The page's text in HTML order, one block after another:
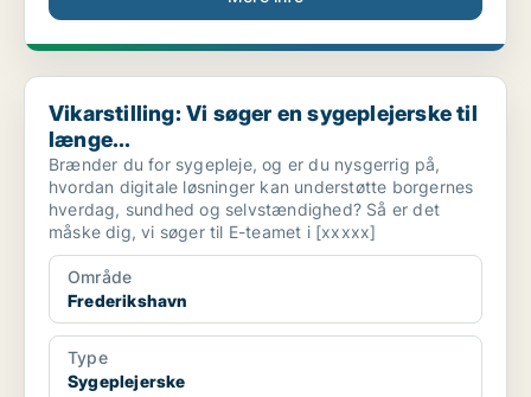
Vikarstilling: Vi søger en sygeplejerske til længe...
Vikarstilling: Vi søger en sygeplejerske til
længe...
Brænder du for sygepleje, og er du nysgerrig på,
hvordan digitale løsninger kan understøtte borgernes
hverdag, sundhed og selvstændighed? Så er det
måske dig, vi søger til E-teamet i [xxxxx]
Område
Frederikshavn
Type
Sygeplejerske